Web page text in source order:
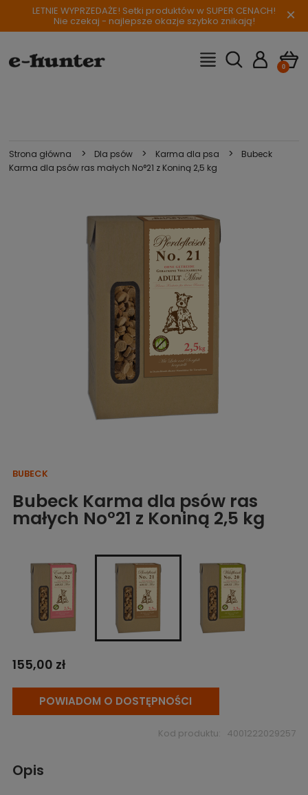
LETNIE WYPRZEDAŻE! Setki produktów w SUPER CENACH!
Nie czekaj - najlepsze okazje szybko znikają! ×
Strona główna > Dla psów > Karma dla psa >
Bubeck
Karma dla psów ras małych No°21 z Koniną 2,5 kg
BUBECK
Bubeck Karma dla psów ras
małych No°21 z Koniną 2,5 kg
155,00 zł
POWIADOM O DOSTĘPNOŚCI
Kod produktu: 4001222029257
Opis